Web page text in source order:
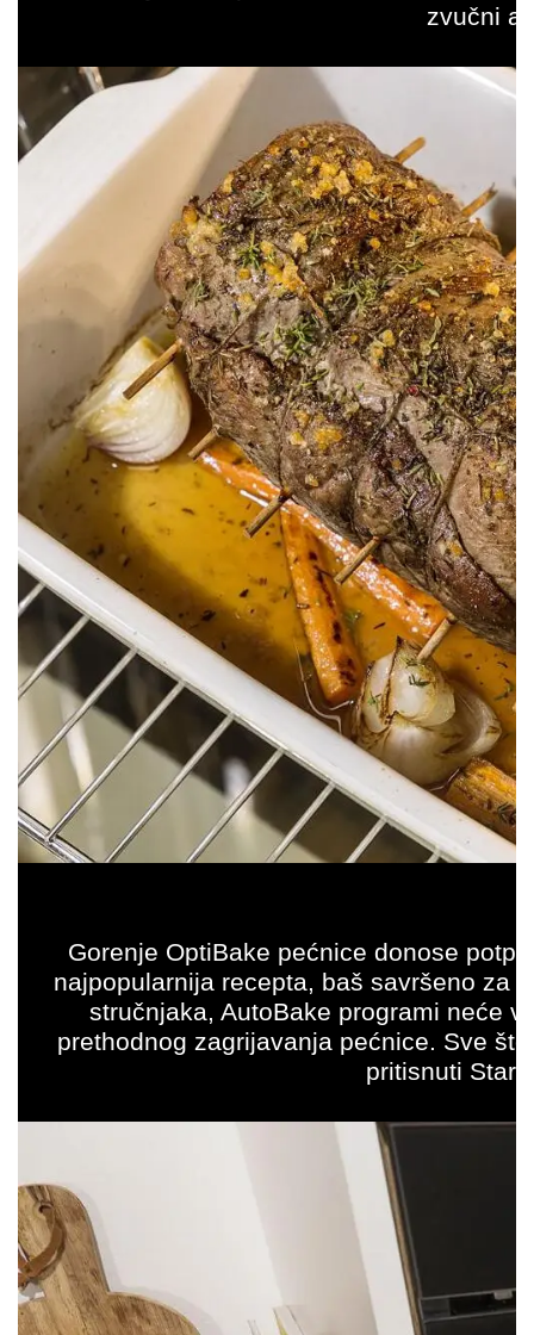
zvučni
Gorenje OptiBake pećnice donose
najpopularnija recepta, baš savršeno za
stručnjaka, AutoBake programi neće
prethodnog zagrijavanja pećnice. Sve
pritisnuti